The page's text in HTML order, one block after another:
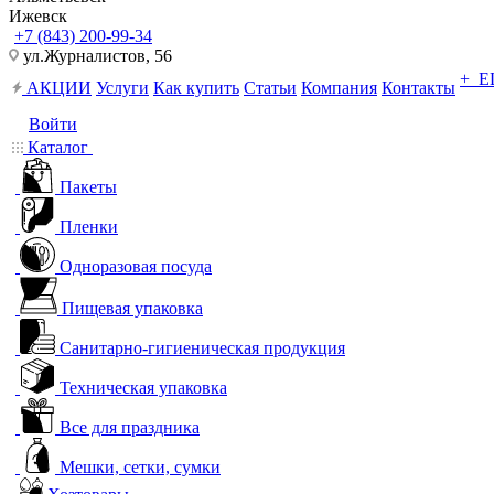
Ижевск
+7 (843) 200-99-34
ул.Журналистов, 56
АКЦИИ Услуги Как купить Статьи Компания Контакты +
Войти
Каталог
Пакеты
Пленки
Одноразовая посуда
Пищевая упаковка
Санитарно-гигиеническая продукция
Техническая упаковка
Все для праздника
Мешки, сетки, сумки